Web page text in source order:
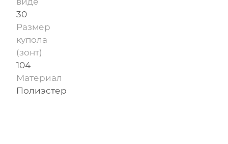
30
Размер
купола
(зонт)
104
Материал
Полиэстер